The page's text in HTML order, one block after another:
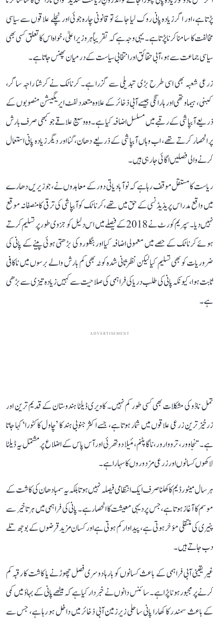
پڑتا ہے، اور اگر زیادہ پانی روک لیا جائے تو قانونی چارہ جوئی اور نچلے علاقوں سے سیاسی
مخالفت کا سامنا کرنا پڑتا ہے۔ یہی وجہ ہے کہ تقریباً ہر وزیر اعلیٰ، خواہ اس کا تعلق کسی بھی
سیاسی جماعت سے ہو، آبی حقائق اور انتخابی سیاست کے درمیان پھنس جاتا ہے۔
زرعی شعبہ بھی اسی طرح بڑی تبدیلی سے گزرا ہے۔ کرناٹک نے کرشنا راجہ ساگر،
کبنی، ہیماوتھی اور ہارانگی جیسے آبی ذخائر کے علاوہ متعدد لفٹ ایریگیشن منصوبوں کے
ذریعے آبپاشی کے رقبے میں مسلسل اضافہ کیا ہے۔ وہ وسیع علاقے جو کبھی صرف بارش
پر انحصار کرتے تھے، اب وہاں آبپاشی کے ذریعے دھان، گنا اور دیگر زیادہ پانی استعمال
کرنے والی فصلیں اگائی جا رہی ہیں۔
ریاست کا مستقل موقف رہا ہے کہ نوآبادیاتی دور کے معاہدوں نے، جو زیریں دھارے
میں واقع مدراس پریذیڈنسی کے حق میں تھے، کرناٹک کو آبپاشی کی ترقی کا منصفانہ موقع
نہیں دیا۔ سپریم کورٹ نے 2018 کے فیصلے میں اس دلیل کو جزوی طور پر تسلیم کرتے
ہوئے کرناٹک کے حصے میں معمولی اضافہ کیا اور بنگلورو کی بڑھتی ہوئی پینے کے پانی کی
ضروریات کو بھی تسلیم کیا لیکن نظرثانی شدہ کوٹہ بھی کم بارش والے برسوں میں ناکافی
ثابت ہوا، کیونکہ پانی کی طلب دریا کی فراہمی کی صلاحیت سے کہیں زیادہ تیزی سے بڑھی
ہے۔
ADVERTISEMENT
تمل ناڈو کی مشکلات بھی کسی طور کم نہیں۔ کاویری ڈیلٹا ہندوستان کے قدیم ترین اور
زرخیز ترین زرعی علاقوں میں شمار ہوتا ہے، جسے اکثر جنوبی ہند کا ’چاول کا کٹورا‘ کہا جاتا
ہے۔ تنجاوور، ترووارور، ناگاپٹنم، مئیلا دوتھرئی اور آس پاس کے اضلاع پر مشتمل یہ ڈیلٹا
لاکھوں کسانوں اور زرعی مزدوروں کا سہارا ہے۔
ہر سال میٹور ڈیم کا کھلنا صرف ایک انتظامی فیصلہ نہیں ہوتا بلکہ یہ سمبا دھان کی کاشت کے
موسم کا آغاز ہوتا ہے، جس پر دیہی معیشت کا انحصار ہے۔ پانی کی فراہمی میں ہر تاخیر سے
پنیری کی منتقلی مؤخر ہوتی ہے، پیداوار کم ہوتی ہے اور کسان مزید قرضوں کے بوجھ تلے
دب جاتے ہیں۔
غیر یقینی آبی فراہمی کے باعث کسانوں کو بارہا دوسری فصل چھوڑنے یا کاشت کا رقبہ کم
کرنے پر مجبور ہونا پڑا ہے۔ سائنس دانوں نے خبردار کیا ہے کہ میٹھے پانی کے بہاؤ میں کمی
کے باعث سمندر کا کھارا پانی ساحلی زیرزمین آبی ذخائر میں داخل ہو رہا ہے، جس سے